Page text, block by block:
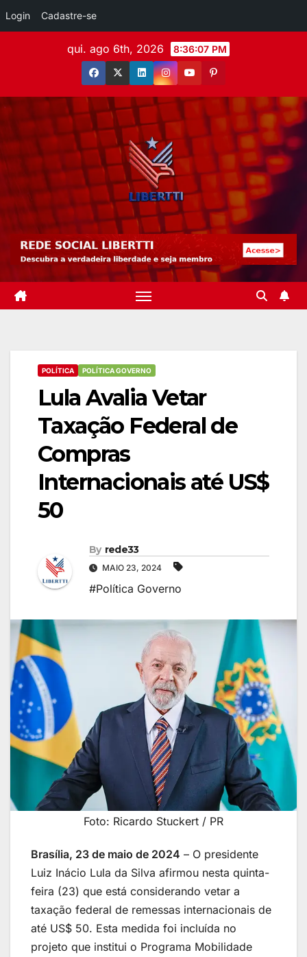
Login Cadastre-se
qui. ago 6th, 2026 8:36:09 PM
POLÍTICA POLÍTICA GOVERNO
Lula Avalia Vetar
Taxação Federal de
Compras
Internacionais até US$
50
By rede33
MAIO 23, 2024
#Política Governo
Foto: Ricardo Stuckert / PR
Brasília, 23 de maio de 2024 – O presidente
Luiz Inácio Lula da Silva afirmou nesta quinta-
feira (23) que está considerando vetar a
taxação federal de remessas internacionais de
até US$ 50. Esta medida foi incluída no
projeto que institui o Programa Mobilidade